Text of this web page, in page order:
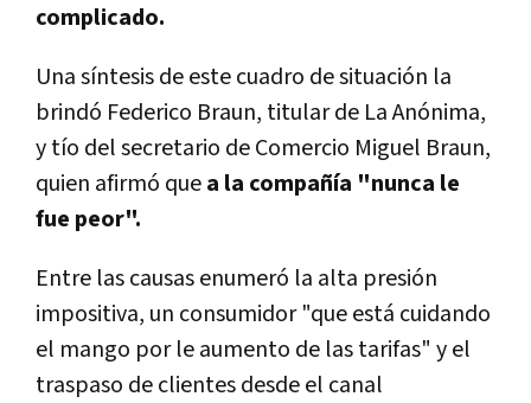
complicado.
Una sí­ntesis de este cuadro de situación la
brindó Federico Braun, titular de La Anónima,
y tí­o del secretario de Comercio Miguel Braun,
quien afirmó quea la compañí­a "nunca le
fue peor".
Entre las causas enumeró la alta presión
impositiva, un consumidor "que está cuidando
el mango por le aumento de las tarifas" y el
traspaso de clientes desde el canal